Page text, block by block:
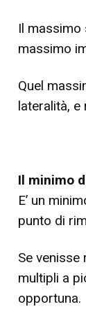
Il massimo
massimo
Quel
lateralità,
Il minimo
E’ un
punto di
Se
multipli a
opportuna.